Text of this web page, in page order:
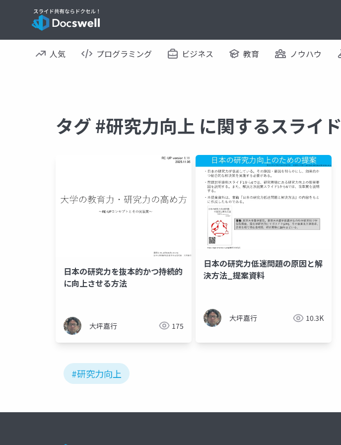
人気 プログラミング ビジネス 教育 ノウハウ
タグ #研究力向上 に関するスライド
日本の研究力を抜本的かつ持続的
に向上させる方法
大坪嘉行 175
日本の研究力低迷問題の原因と解
決方法_提案資料
大坪嘉行 10.3K
#研究力向上